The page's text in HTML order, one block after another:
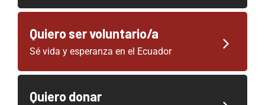
Quiero ser voluntario/a
Sé vida y esperanza en el Ecuador
Quiero donar